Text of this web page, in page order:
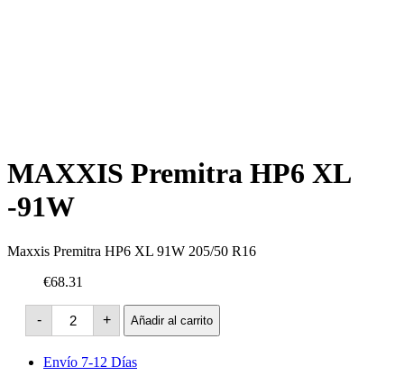
MAXXIS Premitra HP6 XL
-91W
Maxxis Premitra HP6 XL 91W 205/50 R16
€68.31
-
MAXXIS
Premitra
HP6
XL
-91W
+ Añadir al carrito
Envío 7-12 Días